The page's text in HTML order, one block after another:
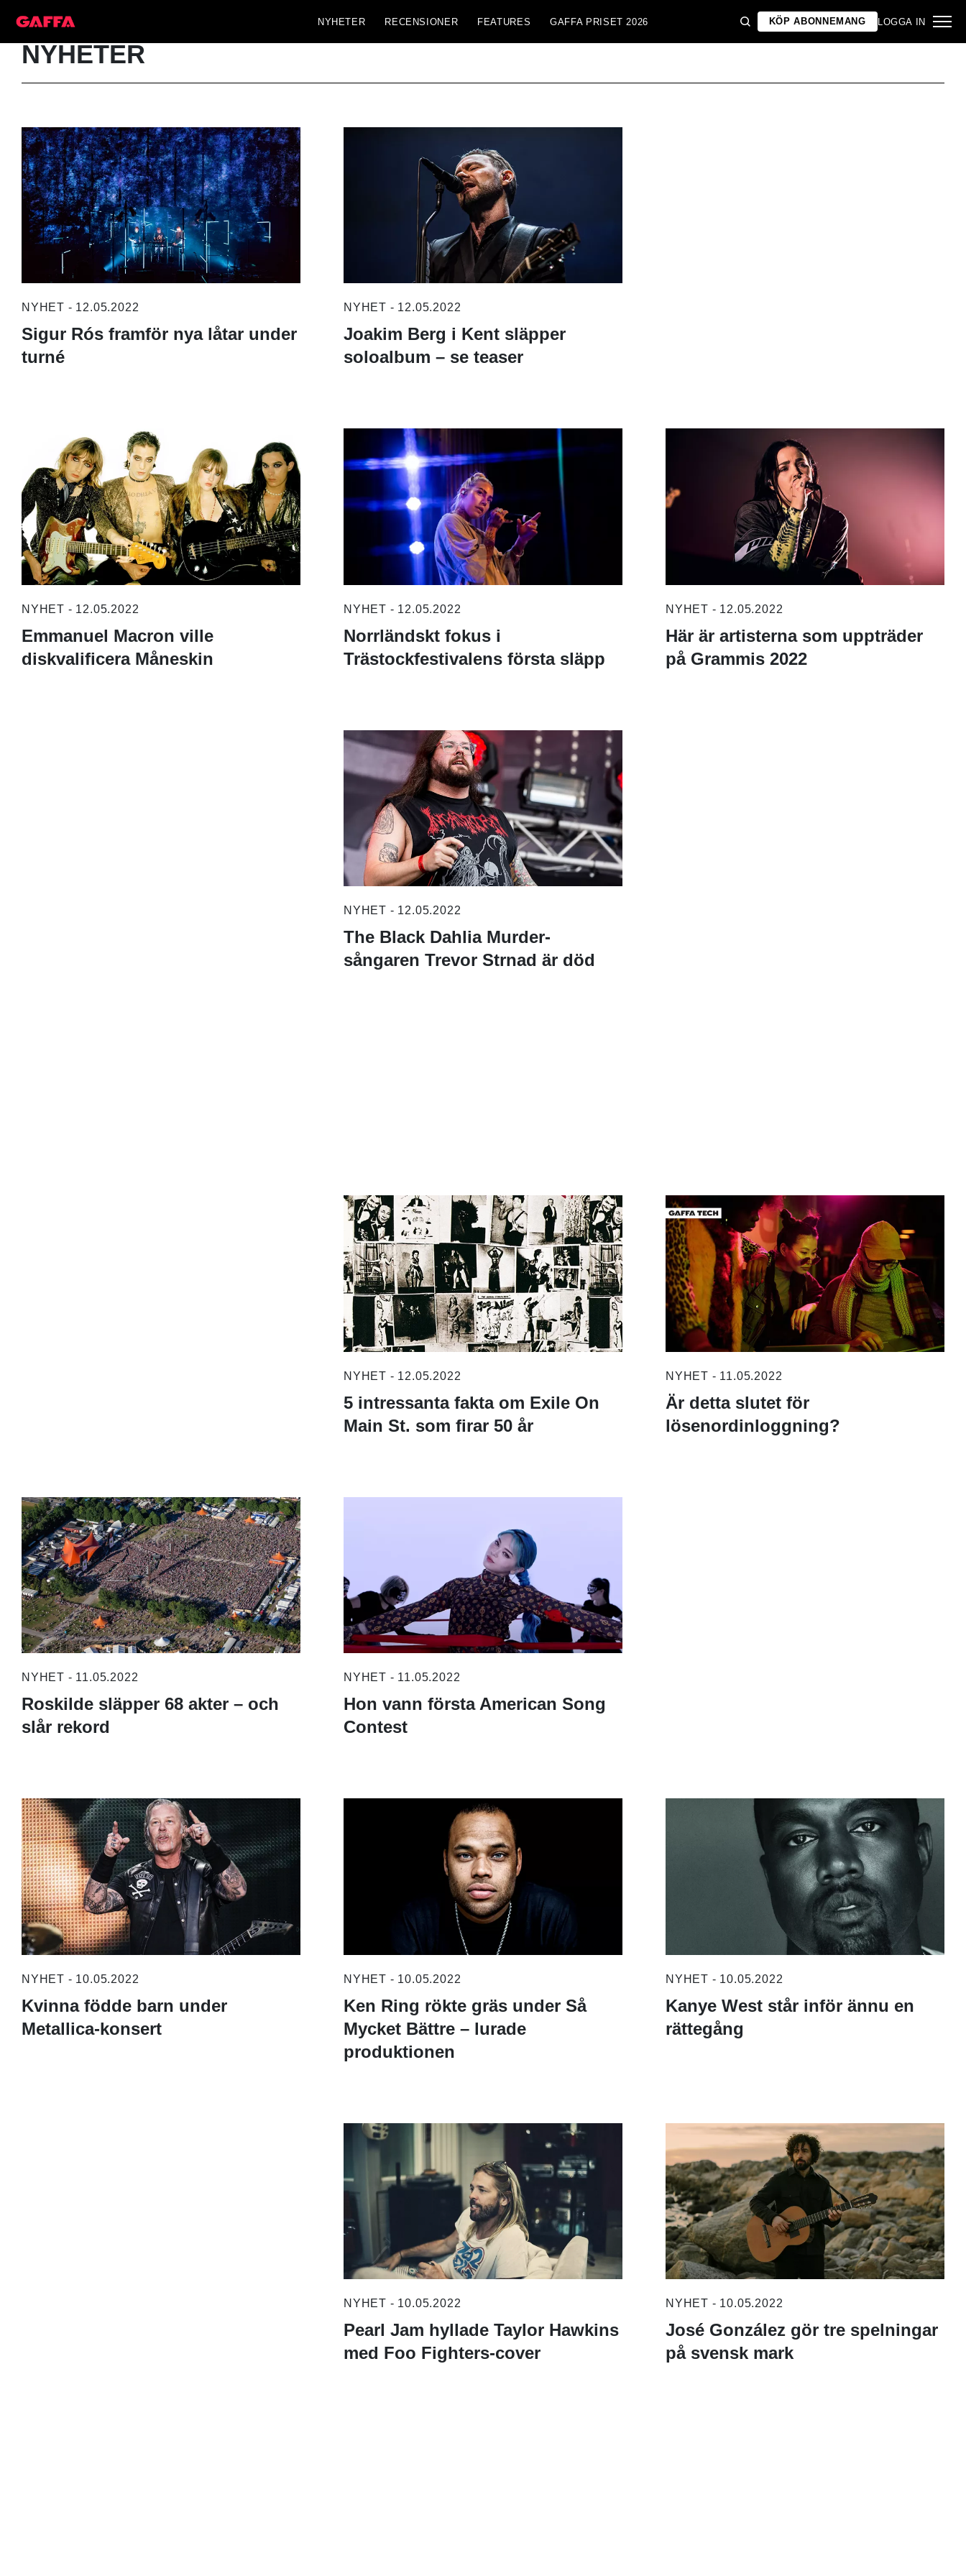
NYHETER RECENSIONER FEATURES GAFFA PRISET 2026 KÖP ABONNEMANG LOGGA IN
NYHETER
NYHET - 12.05.2022
Sigur Rós framför nya låtar under
turné
NYHET - 12.05.2022
Joakim Berg i Kent släpper
soloalbum – se teaser
NYHET - 12.05.2022
Emmanuel Macron ville
diskvalificera Måneskin
NYHET - 12.05.2022
Norrländskt fokus i
Trästockfestivalens första släpp
NYHET - 12.05.2022
Här är artisterna som uppträder
på Grammis 2022
NYHET - 12.05.2022
The Black Dahlia Murder-
sångaren Trevor Strnad är död
NYHET - 12.05.2022
5 intressanta fakta om Exile On
Main St. som firar 50 år
NYHET - 11.05.2022
Är detta slutet för
lösenordinloggning?
NYHET - 11.05.2022
Roskilde släpper 68 akter – och
slår rekord
NYHET - 11.05.2022
Hon vann första American Song
Contest
NYHET - 10.05.2022
Kvinna födde barn under
Metallica-konsert
NYHET - 10.05.2022
Ken Ring rökte gräs under Så
Mycket Bättre – lurade
produktionen
NYHET - 10.05.2022
Kanye West står inför ännu en
rättegång
NYHET - 10.05.2022
Pearl Jam hyllade Taylor Hawkins
med Foo Fighters-cover
NYHET - 10.05.2022
José González gör tre spelningar
på svensk mark